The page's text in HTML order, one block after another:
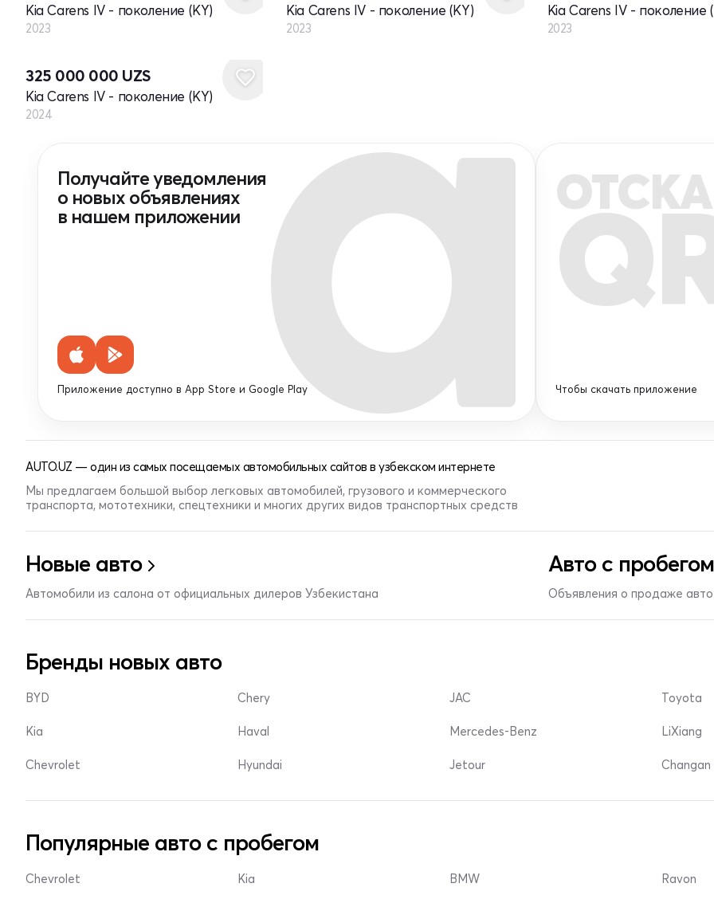
Kia Carens IV - поколение (KY)
2023
Kia Carens IV - поколение (KY)
2023
Kia Carens IV - поколение
2023
325 000 000 UZS
Kia Carens IV - поколение (KY)
2024
Получайте уведомления
о новых объявлениях
в нашем приложении
Приложение доступно в App Store и Google Play Чтобы скачать приложение
AUTO.UZ — один из самых посещаемых автомобильных сайтов в узбекском интернете
Мы предлагаем большой выбор легковых автомобилей, грузового и коммерческого
транспорта, мототехники, спецтехники и многих других видов транспортных средств
Новые авто
Автомобили из салона от официальных дилеров Узбекистана
Авто с пробегом
Объявления о продаже
Бренды новых авто
BYD
Kia
Chevrolet
Chery
Haval
Hyundai
JAC
Mercedes-Benz
Jetour
Toyota
LiXiang
Популярные авто с пробегом
Chevrolet Kia BMW Ravon